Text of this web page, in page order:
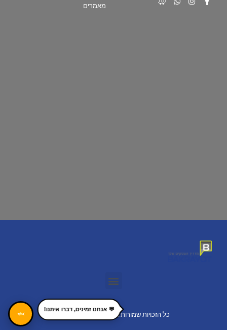
מאמרים
כל הזכויות שמורות 2022 bakrayot.co.il © 🦈
💬 אנחנו זמינים, דברו איתנו!